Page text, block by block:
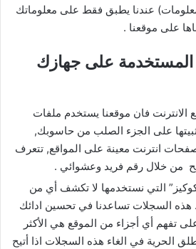
عندنا يطبق فقط على معلوماتك
على موقعنا .
المستخدمة على جهازك
الانترنت فان موقعنا يستخدم ملفات
على الجزء الصلب من حاسوبك,
انترنت معينة على المواقع, تتعرف
من خلال رقم فريد وعشوائي .
التي نستخدمها لا تكشف أي من
السجلات تساعدنا في تحسين ادائك
تفهم أي أجزاء من الموقع هي الأكثر
الحرية في الغاء هذه السجلات اذا أتيح